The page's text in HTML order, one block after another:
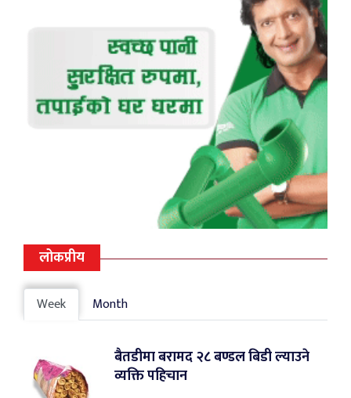
लोकप्रीय
Week Month
बैतडीमा बरामद २८ बण्डल बिडी ल्याउने
व्यक्ति पहिचान